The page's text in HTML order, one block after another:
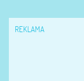
REKLAMA